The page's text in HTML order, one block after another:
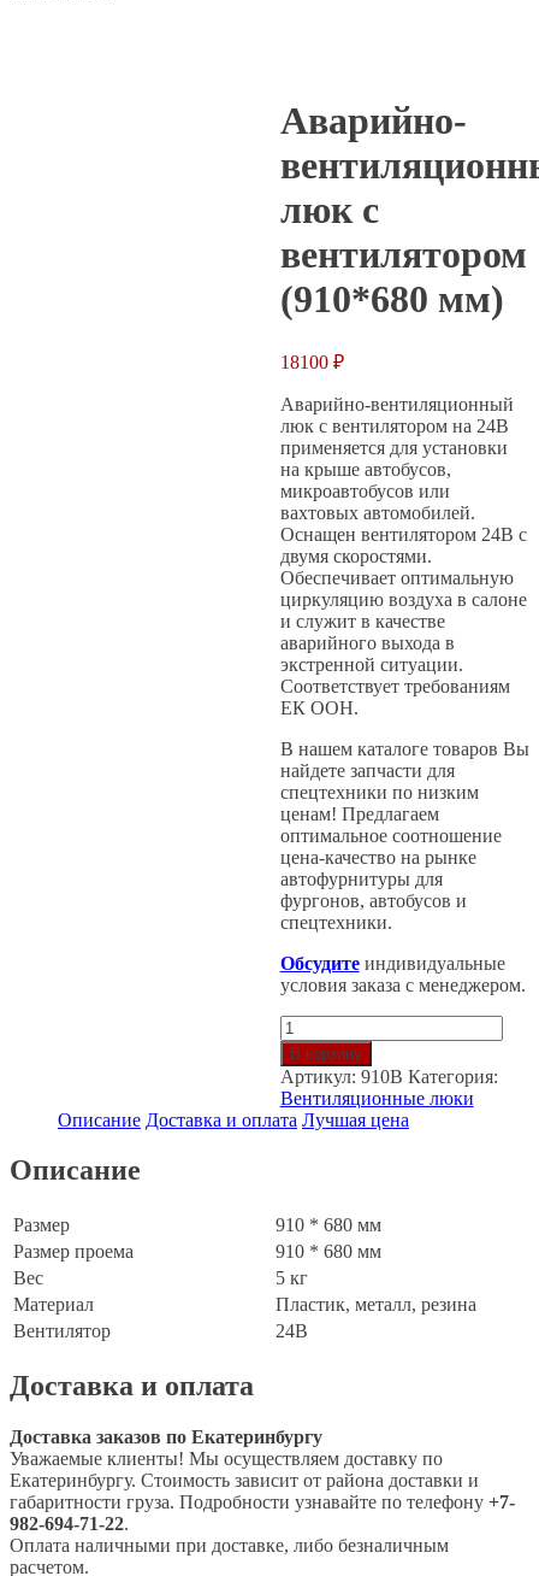
Аварийно-
люк c
вентилятором
(910*680 мм)
18100 ₽
Аварийно-вентиляционный
люк c вентилятором на 24В
применяется для установки
на крыше автобусов,
микроавтобусов или
вахтовых автомобилей.
Оснащен вентилятором 24В с
двумя скоростями.
Обеспечивает оптимальную
циркуляцию воздуха в салоне
и служит в качестве
аварийного выхода в
экстренной ситуации.
Соответствует требованиям
ЕК ООН.
В нашем каталоге товаров Вы
найдете запчасти для
спецтехники по низким
ценам! Предлагаем
оптимальное соотношение
цена-качество на рынке
автофурнитуры для
фургонов, автобусов и
спецтехники.
Обсудитеиндивидуальные
условия заказа с менеджером.
Количество
товара
Аварийно-
вентиляционный
люк
c
В корзину
Артикул: 910B Категория:
Вентиляционные люки
Описание Доставка и оплата Лучшая цена
Описание
Размер
910 * 680 мм
Размер проема
910 * 680 мм
Вес
5 кг
Материал
Пластик, металл, резина
Вентилятор
24В
Доставка и оплата
Доставка заказов по Екатеринбургу
Уважаемые клиенты! Мы осуществляем доставку по
Екатеринбургу. Стоимость зависит от района доставки и
габаритности груза. Подробности узнавайте по телефону +7-
982-694-71-22.
Оплата наличными при доставке, либо безналичным
расчетом.